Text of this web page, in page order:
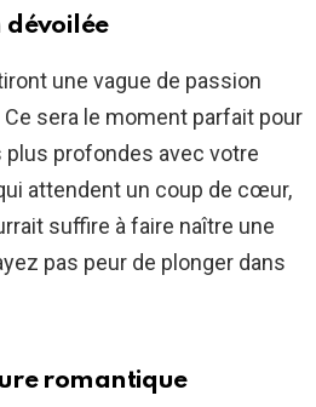
dévoilée
une vague de passion
Ce sera le moment parfait pour
profondes avec votre
attendent un coup de cœur,
suffire à faire naître une
pas peur de plonger dans
romantique